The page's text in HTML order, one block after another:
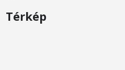
Térkép